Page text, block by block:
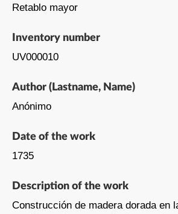
Retablo mayor
Inventory number
UV000010
Author (Lastname, Name)
Anónimo
Date of the work
1735
Description of the work
Construcción de madera dorada en